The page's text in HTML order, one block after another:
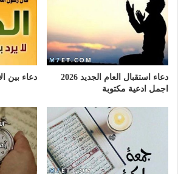
دعاء استقبال العام الجديد 2026
اجمل ادعية مكتوبة
دعاء بين